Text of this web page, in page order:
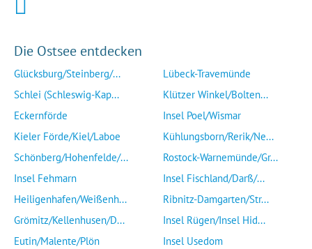
Die Ostsee entdecken
Glücksburg/Steinberg/...
Schlei (Schleswig-Kap...
Eckernförde
Kieler Förde/Kiel/Laboe
Schönberg/Hohenfelde/...
Insel Fehmarn
Heiligenhafen/Weißenh...
Grömitz/Kellenhusen/D...
Eutin/Malente/Plön
Lübeck-Travemünde
Klützer Winkel/Bolten...
Insel Poel/Wismar
Kühlungsborn/Rerik/Ne...
Rostock-Warnemünde/Gr...
Insel Fischland/Darß/...
Ribnitz-Damgarten/Str...
Insel Rügen/Insel Hid...
Insel Usedom